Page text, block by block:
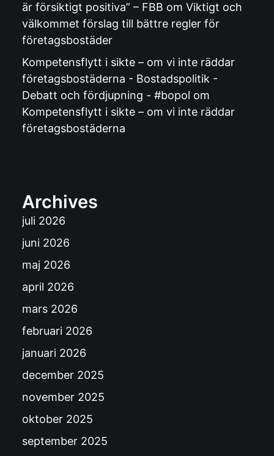
är försiktigt positiva” – FBB om Viktigt och
välkommet förslag till bättre regler för
företagsbostäder
Kompetensflytt i sikte – om vi inte räddar
företagsbostäderna - Bostadspolitik -
Debatt och fördjupning - #bopol om
Kompetensflytt i sikte – om vi inte räddar
företagsbostäderna
Archives
juli 2026
juni 2026
maj 2026
april 2026
mars 2026
februari 2026
januari 2026
december 2025
november 2025
oktober 2025
september 2025